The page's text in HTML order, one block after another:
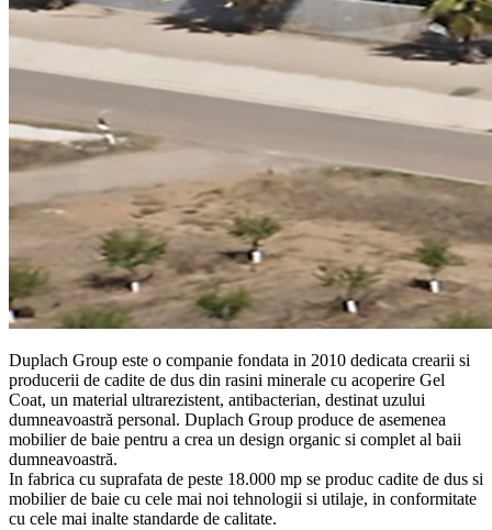
Duplach Group este o companie fondata in 2010 dedicata crearii si
producerii de cadite de dus din rasini minerale cu acoperire Gel
Coat, un material ultrarezistent, antibacterian, destinat uzului
dumneavoastră personal. Duplach Group produce de asemenea
mobilier de baie pentru a crea un design organic si complet al baii
dumneavoastră.
In fabrica cu suprafata de peste 18.000 mp se produc cadite de dus si
mobilier de baie cu cele mai noi tehnologii si utilaje, in conformitate
cu cele mai inalte standarde de calitate.